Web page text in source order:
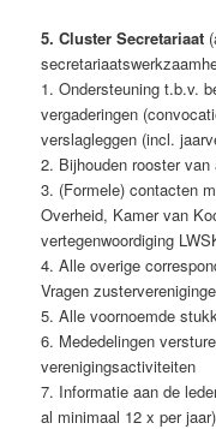
5. Cluster Secretariaat
1. Ondersteuning t.b.v.
vergaderingen
verslagleggen (incl.
2. Bijhouden rooster
3. (Formele) contacten
Overheid, Kamer van
vertegenwoordiging
4. Alle overige
Vragen
5. Alle voornoemde
6. Mededelingen
verenigingsactiviteiten
7. Informatie aan de
al minimaal 12 x per jaar)